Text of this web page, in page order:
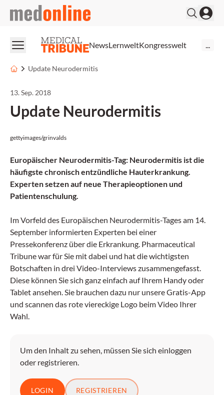
medonline
NewsLernweltKongresswelt
Update Neurodermitis
13. Sep. 2018
Update Neurodermitis
gettyimages/grinvalds
Europäischer Neurodermitis-Tag: Neurodermitis ist die
häufigste chronisch entzündliche Hauterkrankung.
Experten setzen auf neue Therapieoptionen und
Patientenschulung.
Im Vorfeld des Europäischen Neurodermitis-Tages am 14.
September informierten Experten bei einer
Pressekonferenz über die Erkrankung. Pharmaceutical
Tribune war für Sie mit dabei und hat die wichtigsten
Botschaften in drei Video-Interviews zusammengefasst.
Diese können Sie sich ganz einfach auf Ihrem Handy oder
Tablet ansehen. Sie brauchen dazu nur unsere Gratis-App
und scannen das rote viereckige Logo beim Video Ihrer
Wahl.
Um den Inhalt zu sehen, müssen Sie sich einloggen
oder registrieren.
LOGIN REGISTRIEREN